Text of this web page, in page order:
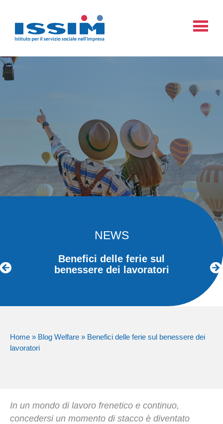
NEWS
Benefici delle ferie sul
benessere dei lavoratori
Home » Blog Welfare » Benefici delle ferie sul benessere dei
lavoratori
In un mondo di lavoro frenetico e continuo,
concedersi un momento di stacco è diventato